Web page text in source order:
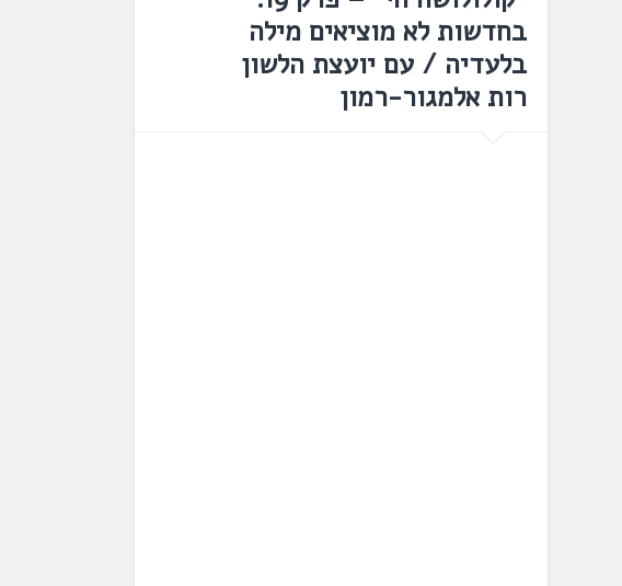
בחדשות לא מוציאים מילה
בלעדיה / עם יועצת הלשון
רות אלמגור-רמון